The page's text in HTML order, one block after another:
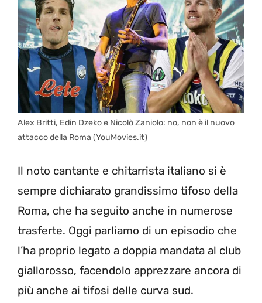
Alex Britti, Edin Dzeko e Nicolò Zaniolo: no, non è il nuovo
attacco della Roma (YouMovies.it)
Il noto cantante e chitarrista italiano si è
sempre dichiarato grandissimo tifoso della
Roma, che ha seguito anche in numerose
trasferte. Oggi parliamo di un episodio che
l’ha proprio legato a doppia mandata al club
giallorosso, facendolo apprezzare ancora di
più anche ai tifosi delle curva sud.